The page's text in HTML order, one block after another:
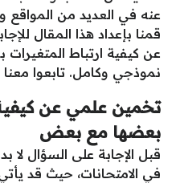
عنه في العديد من المواقع
قمنا بإعداد هذا المقال
عن كيفية ارتباط
نموذجي وكامل. تابعوا معنا
تخمين علمي عن
بعضها مع بعض
قبل الإجابة على السؤال
في الامتحانات، حيث قد